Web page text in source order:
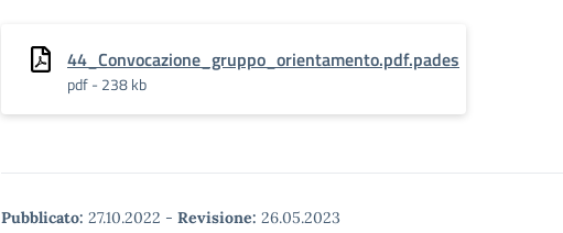
44_Convocazione_gruppo_orientamento.pdf.pades
pdf - 238 kb
Pubblicato: 27.10.2022 - Revisione: 26.05.2023